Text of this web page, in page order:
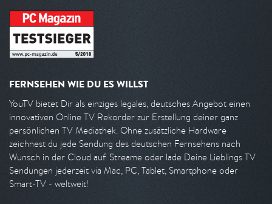
FERNSEHEN WIE DU ES WILLST
YouTV bietet Dir als einziges legales, deutsches Angebot einen
innovativen Online TV Rekorder zur Erstellung deiner ganz
persönlichen TV Mediathek. Ohne zusätzliche Hardware
zeichnest du jede Sendung des deutschen Fernsehens nach
Wunsch in der Cloud auf. Streame oder lade Deine Lieblings TV
Sendungen jederzeit via Mac, PC, Tablet, Smartphone oder
Smart-TV - weltweit!